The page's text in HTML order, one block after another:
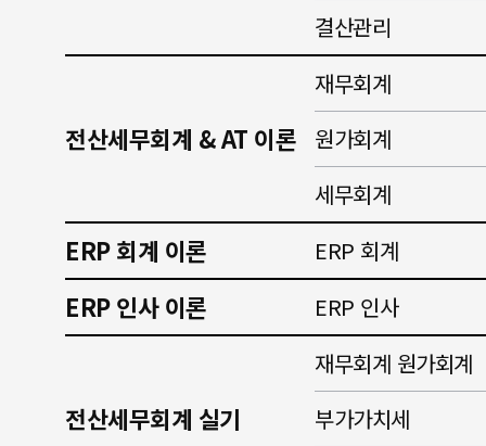
결산관리
전산세무회계 & AT 이론
재무회계
원가회계
세무회계
ERP 회계 이론 ERP 회계
ERP 인사 이론 ERP 인사
전산세무회계 실기
재무회계 원가회계
부가가치세